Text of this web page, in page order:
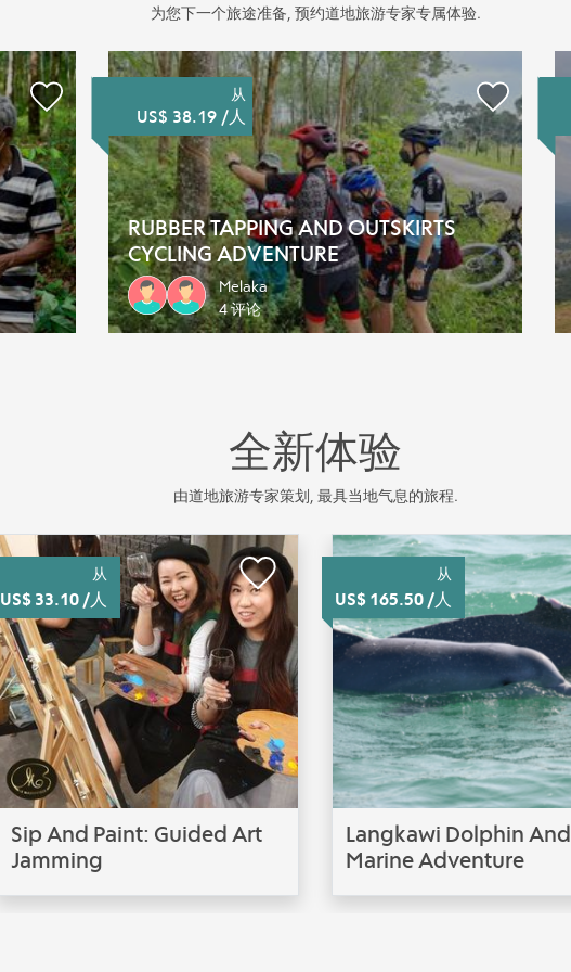
为您下一个旅途准备, 预约道地旅游专家专属体验.
从
US$ 38.19 /人
RUBBER TAPPING AND OUTSKIRTS
CYCLING ADVENTURE
Melaka
4 评论
全新体验
由道地旅游专家策划, 最具当地气息的旅程.
从
US$ 33.10 /人
Sip And Paint: Guided Art
Jamming
从
US$ 165.50 /人
Langkawi Dolphin And
Marine Adventure